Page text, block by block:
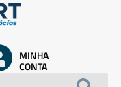
MINHA
CONTA